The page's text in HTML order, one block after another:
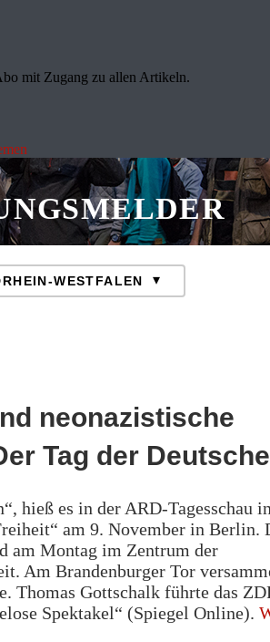
mit Zugang zu allen Artikeln.
neonazistische
Tag der
hieß es in der ARD-Tagesschau
am 9. November in Berlin.
am Montag im Zentrum der
Am Brandenburger Tor
Thomas Gottschalk führte das
Spektakel“ (Spiegel Online).